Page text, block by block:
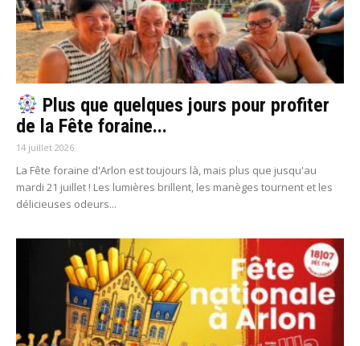
Plus que quelques jours pour profiter
de la Fête foraine...
14 juillet 2026
La Fête foraine d'Arlon est toujours là, mais plus que jusqu'au
mardi 21 juillet ! Les lumières brillent, les manèges tournent et les
délicieuses odeurs...